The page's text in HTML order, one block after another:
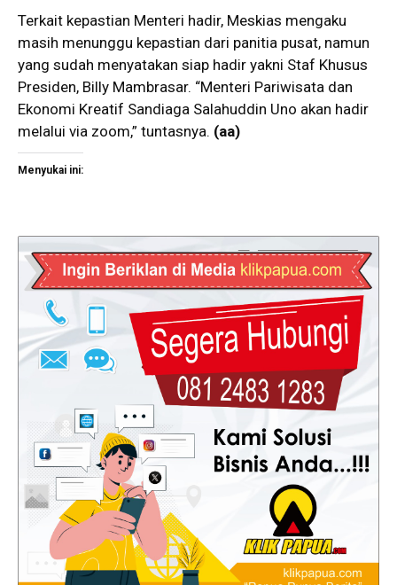
Terkait kepastian Menteri hadir, Meskias mengaku
masih menunggu kepastian dari panitia pusat, namun
yang sudah menyatakan siap hadir yakni Staf Khusus
Presiden, Billy Mambrasar. “Menteri Pariwisata dan
Ekonomi Kreatif Sandiaga Salahuddin Uno akan hadir
melalui via zoom,” tuntasnya. (aa)
Menyukai ini: